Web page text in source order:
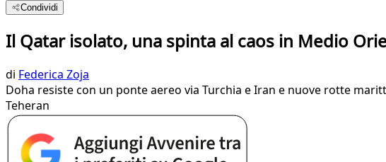
Condividi
Il Qatar isolato, una spinta al caos in Medio
di Federica Zoja
Doha resiste con un ponte aereo via Turchia e Iran e nuove rotte
Teheran